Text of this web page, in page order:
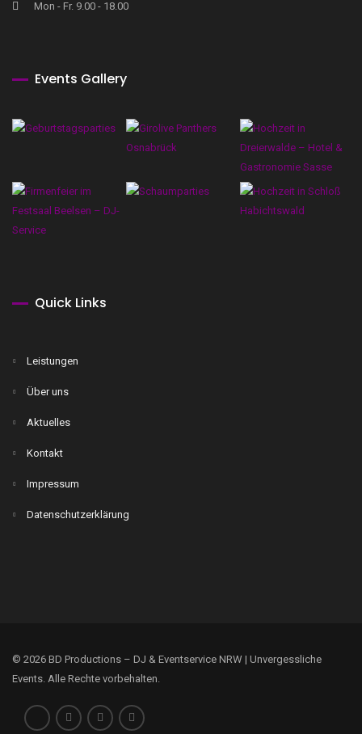
Mon - Fr. 9.00 - 18.00
Events Gallery
Quick Links
Leistungen
Über uns
Aktuelles
Kontakt
Impressum
Datenschutzerklärung
© 2026 BD Productions – DJ & Eventservice NRW | Unvergessliche
Events. Alle Rechte vorbehalten.